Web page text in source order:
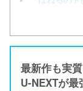
最新作も実
U-NEXTが最